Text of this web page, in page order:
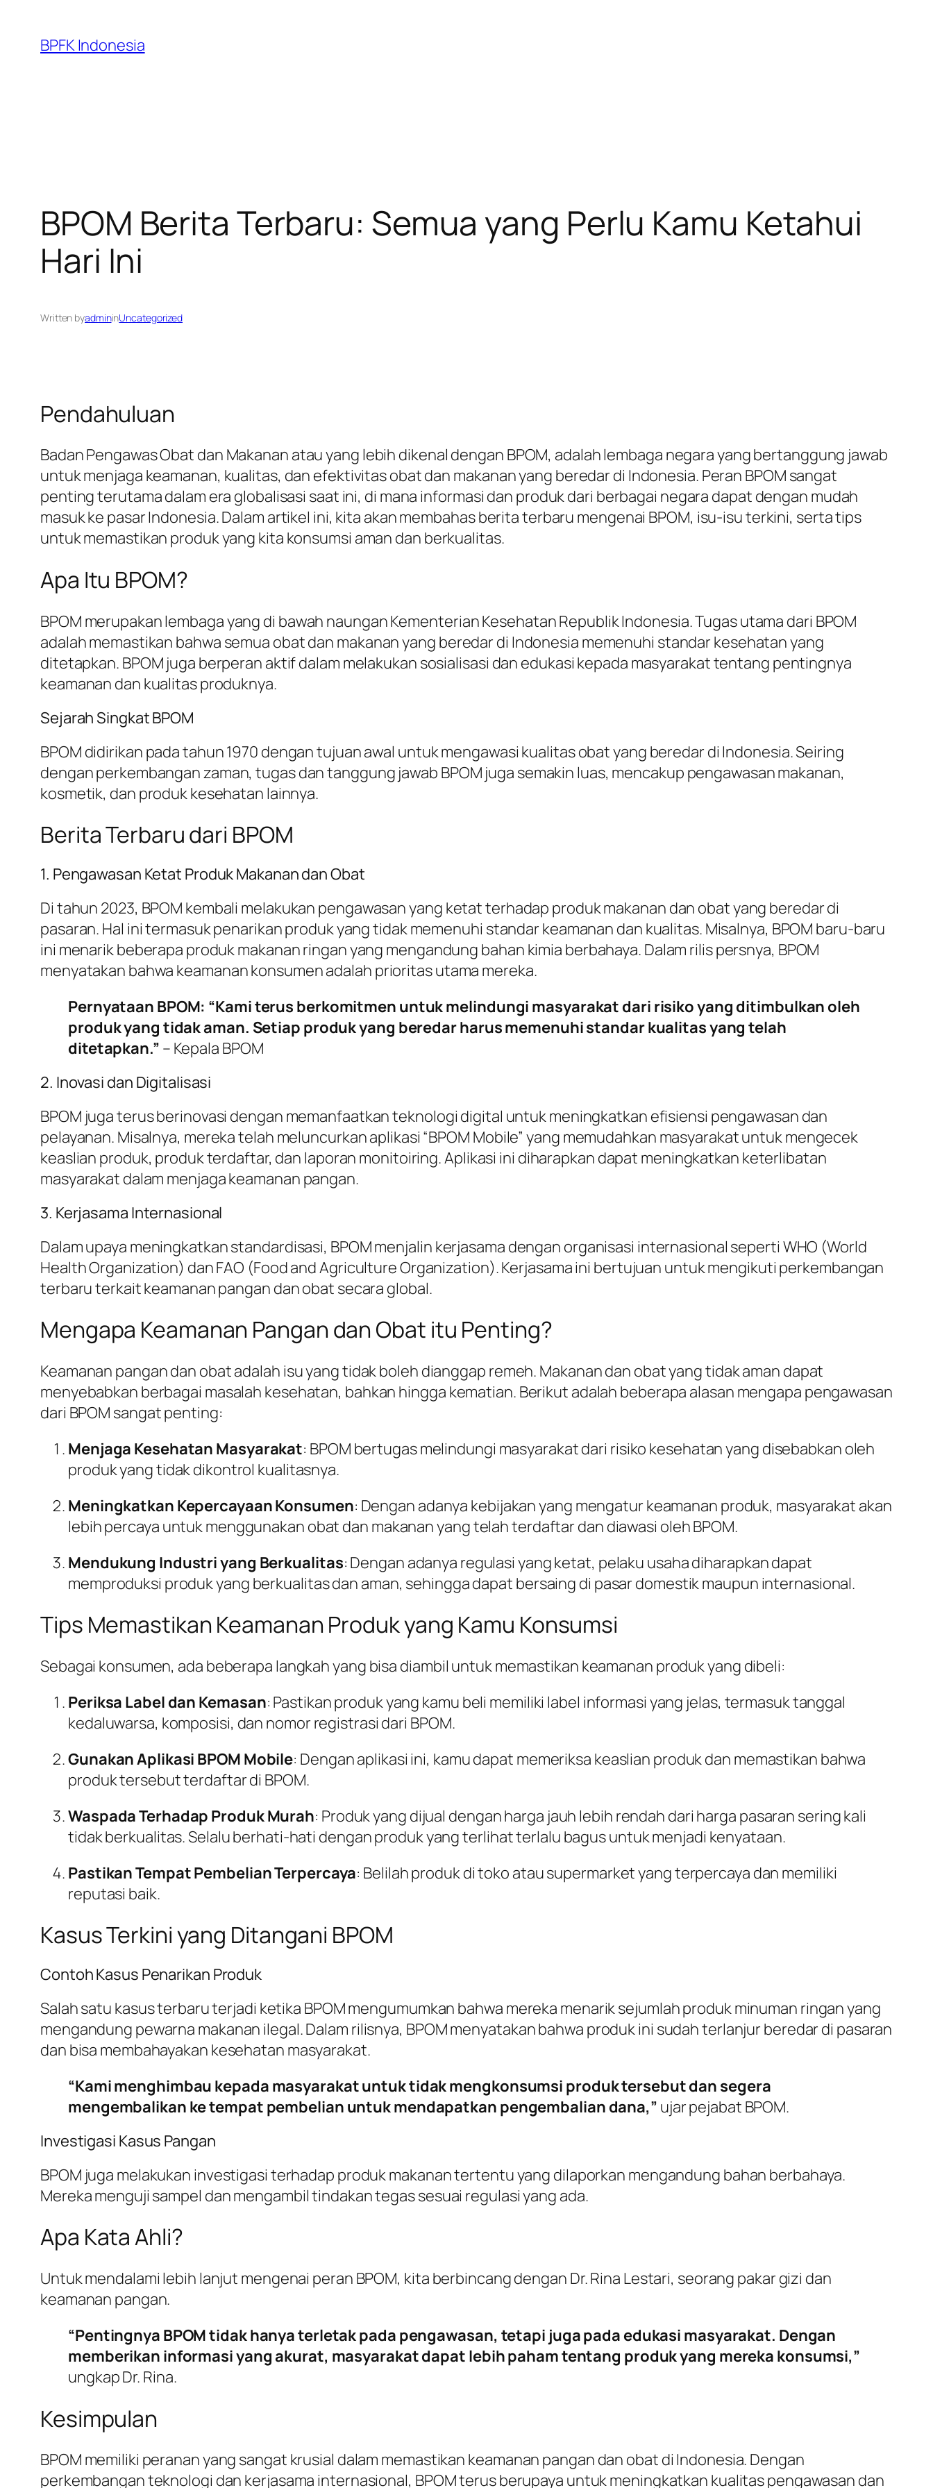
content
BPFK Indonesia
BPOM Berita Terbaru: Semua yang Perlu Kamu Ketahui
Hari Ini
Written byadmininUncategorized
Pendahuluan
Badan Pengawas Obat dan Makanan atau yang lebih dikenal dengan BPOM, adalah lembaga negara yang bertanggung jawab
untuk menjaga keamanan, kualitas, dan efektivitas obat dan makanan yang beredar di Indonesia. Peran BPOM sangat
penting terutama dalam era globalisasi saat ini, di mana informasi dan produk dari berbagai negara dapat dengan mudah
masuk ke pasar Indonesia. Dalam artikel ini, kita akan membahas berita terbaru mengenai BPOM, isu-isu terkini, serta tips
untuk memastikan produk yang kita konsumsi aman dan berkualitas.
Apa Itu BPOM?
BPOM merupakan lembaga yang di bawah naungan Kementerian Kesehatan Republik Indonesia. Tugas utama dari BPOM
adalah memastikan bahwa semua obat dan makanan yang beredar di Indonesia memenuhi standar kesehatan yang
ditetapkan. BPOM juga berperan aktif dalam melakukan sosialisasi dan edukasi kepada masyarakat tentang pentingnya
keamanan dan kualitas produknya.
Sejarah Singkat BPOM
BPOM didirikan pada tahun 1970 dengan tujuan awal untuk mengawasi kualitas obat yang beredar di Indonesia. Seiring
dengan perkembangan zaman, tugas dan tanggung jawab BPOM juga semakin luas, mencakup pengawasan makanan,
kosmetik, dan produk kesehatan lainnya.
Berita Terbaru dari BPOM
1. Pengawasan Ketat Produk Makanan dan Obat
Di tahun 2023, BPOM kembali melakukan pengawasan yang ketat terhadap produk makanan dan obat yang beredar di
pasaran. Hal ini termasuk penarikan produk yang tidak memenuhi standar keamanan dan kualitas. Misalnya, BPOM baru-baru
ini menarik beberapa produk makanan ringan yang mengandung bahan kimia berbahaya. Dalam rilis persnya, BPOM
menyatakan bahwa keamanan konsumen adalah prioritas utama mereka.
Pernyataan BPOM: “Kami terus berkomitmen untuk melindungi masyarakat dari risiko yang ditimbulkan oleh
produk yang tidak aman. Setiap produk yang beredar harus memenuhi standar kualitas yang telah
ditetapkan.” – Kepala BPOM
2. Inovasi dan Digitalisasi
BPOM juga terus berinovasi dengan memanfaatkan teknologi digital untuk meningkatkan efisiensi pengawasan dan
pelayanan. Misalnya, mereka telah meluncurkan aplikasi “BPOM Mobile” yang memudahkan masyarakat untuk mengecek
keaslian produk, produk terdaftar, dan laporan monitoiring. Aplikasi ini diharapkan dapat meningkatkan keterlibatan
masyarakat dalam menjaga keamanan pangan.
3. Kerjasama Internasional
Dalam upaya meningkatkan standardisasi, BPOM menjalin kerjasama dengan organisasi internasional seperti WHO (World
Health Organization) dan FAO (Food and Agriculture Organization). Kerjasama ini bertujuan untuk mengikuti perkembangan
terbaru terkait keamanan pangan dan obat secara global.
Mengapa Keamanan Pangan dan Obat itu Penting?
Keamanan pangan dan obat adalah isu yang tidak boleh dianggap remeh. Makanan dan obat yang tidak aman dapat
menyebabkan berbagai masalah kesehatan, bahkan hingga kematian. Berikut adalah beberapa alasan mengapa pengawasan
dari BPOM sangat penting:
Menjaga Kesehatan Masyarakat: BPOM bertugas melindungi masyarakat dari risiko kesehatan yang disebabkan oleh
produk yang tidak dikontrol kualitasnya.
Meningkatkan Kepercayaan Konsumen: Dengan adanya kebijakan yang mengatur keamanan produk, masyarakat akan
lebih percaya untuk menggunakan obat dan makanan yang telah terdaftar dan diawasi oleh BPOM.
Mendukung Industri yang Berkualitas: Dengan adanya regulasi yang ketat, pelaku usaha diharapkan dapat
memproduksi produk yang berkualitas dan aman, sehingga dapat bersaing di pasar domestik maupun internasional.
Tips Memastikan Keamanan Produk yang Kamu Konsumsi
Sebagai konsumen, ada beberapa langkah yang bisa diambil untuk memastikan keamanan produk yang dibeli:
Periksa Label dan Kemasan: Pastikan produk yang kamu beli memiliki label informasi yang jelas, termasuk tanggal
kedaluwarsa, komposisi, dan nomor registrasi dari BPOM.
Gunakan Aplikasi BPOM Mobile: Dengan aplikasi ini, kamu dapat memeriksa keaslian produk dan memastikan bahwa
produk tersebut terdaftar di BPOM.
Waspada Terhadap Produk Murah: Produk yang dijual dengan harga jauh lebih rendah dari harga pasaran sering kali
tidak berkualitas. Selalu berhati-hati dengan produk yang terlihat terlalu bagus untuk menjadi kenyataan.
Pastikan Tempat Pembelian Terpercaya: Belilah produk di toko atau supermarket yang terpercaya dan memiliki
reputasi baik.
Kasus Terkini yang Ditangani BPOM
Contoh Kasus Penarikan Produk
Salah satu kasus terbaru terjadi ketika BPOM mengumumkan bahwa mereka menarik sejumlah produk minuman ringan yang
mengandung pewarna makanan ilegal. Dalam rilisnya, BPOM menyatakan bahwa produk ini sudah terlanjur beredar di pasaran
dan bisa membahayakan kesehatan masyarakat.
“Kami menghimbau kepada masyarakat untuk tidak mengkonsumsi produk tersebut dan segera
mengembalikan ke tempat pembelian untuk mendapatkan pengembalian dana,” ujar pejabat BPOM.
Investigasi Kasus Pangan
BPOM juga melakukan investigasi terhadap produk makanan tertentu yang dilaporkan mengandung bahan berbahaya.
Mereka menguji sampel dan mengambil tindakan tegas sesuai regulasi yang ada.
Apa Kata Ahli?
Untuk mendalami lebih lanjut mengenai peran BPOM, kita berbincang dengan Dr. Rina Lestari, seorang pakar gizi dan
keamanan pangan.
“Pentingnya BPOM tidak hanya terletak pada pengawasan, tetapi juga pada edukasi masyarakat. Dengan
memberikan informasi yang akurat, masyarakat dapat lebih paham tentang produk yang mereka konsumsi,”
ungkap Dr. Rina.
Kesimpulan
BPOM memiliki peranan yang sangat krusial dalam memastikan keamanan pangan dan obat di Indonesia. Dengan
perkembangan teknologi dan kerjasama internasional, BPOM terus berupaya untuk meningkatkan kualitas pengawasan dan